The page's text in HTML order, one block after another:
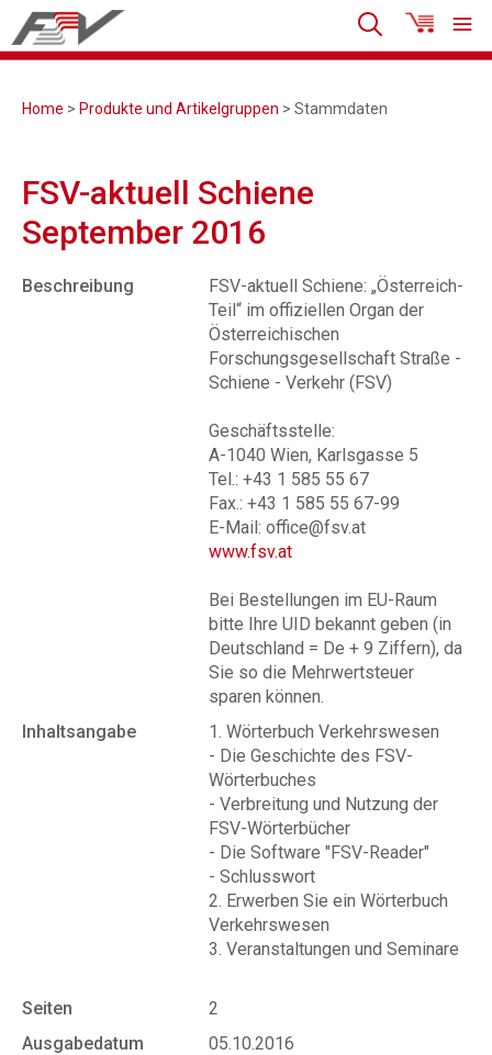
Home > Produkte und Artikelgruppen > Stammdaten
FSV-aktuell Schiene
September 2016
Beschreibung
FSV-aktuell Schiene: „Österreich-
Teil“ im offiziellen Organ der
Österreichischen
Forschungsgesellschaft Straße -
Schiene - Verkehr (FSV)
Geschäftsstelle:
A-1040 Wien, Karlsgasse 5
Tel.: +43 1 585 55 67
Fax.: +43 1 585 55 67-99
E-Mail: office@fsv.at
www.fsv.at
Bei Bestellungen im EU-Raum
bitte Ihre UID bekannt geben (in
Deutschland = De + 9 Ziffern), da
Sie so die Mehrwertsteuer
sparen können.
Inhaltsangabe
1. Wörterbuch Verkehrswesen
- Die Geschichte des FSV-
Wörterbuches
- Verbreitung und Nutzung der
FSV-Wörterbücher
- Die Software "FSV-Reader"
- Schlusswort
2. Erwerben Sie ein Wörterbuch
Verkehrswesen
3. Veranstaltungen und Seminare
Seiten
2
Ausgabedatum
05.10.2016